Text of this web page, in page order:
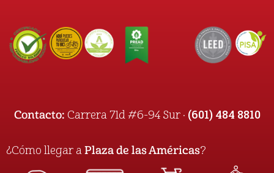
Contacto: Carrera 71d #6-94 Sur · (601) 484 8810
¿Cómo llegar a Plaza de las Américas?